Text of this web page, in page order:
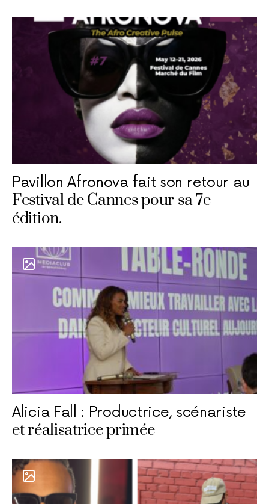
Pavillon Afronova fait son retour au
Festival de Cannes pour sa 7e
édition.
Alicia Fall : Productrice, scénariste
et réalisatrice primée